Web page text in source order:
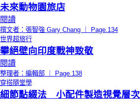
未來動物園旅店
閱讀
撰文者：張智強 Gary Chang ｜ Page.134
世界超旅行
攀絕壁向印度戰神致敬
閱讀
整理者：編輯部 ｜ Page.138
穿搭隨堂學
細節點綴法 小配件製造視覺層次